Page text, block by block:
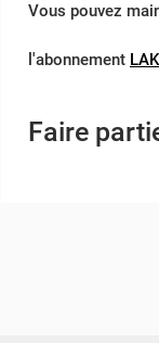
Vous pouvez
l'abonnement
Faire